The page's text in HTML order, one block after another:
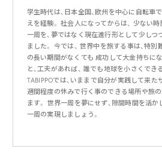
学生時代は、日本全国、欧州を中心に自転車
えを経験。 社会人になってからは、 少ない
一周を、夢ではなく現在進行形として少し
ました。 今では、 世界中を旅する事は、特
の長い期間がなくても 成功して大金持ちに
と、工夫があれば、 誰でも地球を小さくでき
TABIPPOでは、いままで自分が実践して来た
週間程度の休みで行く事のできる場所や旅
ます。 世界一周を夢にせず、隙間時間を活
一周の実現しましょう。